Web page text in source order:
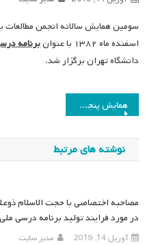
اسفنده ماه ۱۳۸۲ با عنوان
برنامه
دانشگاه تهران برگزار شد.
راهبری
نوشته
همایش پنجم: تمرکز و عدم تمرکز در فرایند برنامه‌ریزی درسی
نوشته های مرتبط
مصاحبه اختصاصی با حجت الاسلام
در مورد فرایند تولید برنامه درسی
آوریل 14, 2019 مدیر سایت